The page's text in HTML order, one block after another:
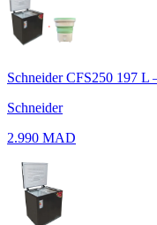
Schneider CFS250 197
Schneider
2.990 MAD